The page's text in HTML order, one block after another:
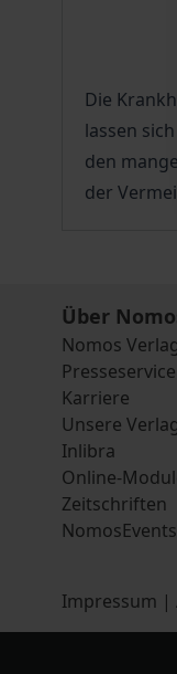
Die
lassen
den
der
Über
Nomos
Presseservice
Karriere
Unsere
Inlibra
Online-
Zeitschriften
NomosEvents
Impressum |